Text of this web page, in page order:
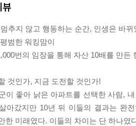
뷰
추지 않고 행동하는 순간, 인생은 바뀌
범한 워킹맘이
번의 임장을 통해 자산 10배를 만든
것인가, 지금 도전할 것인가!
이 좋아 낡은 아파트를 선택한 사람,
아갔지만 10년 뒤 이들의 결과는 완
한 미래였다. 이들의 차이는 단 하나였